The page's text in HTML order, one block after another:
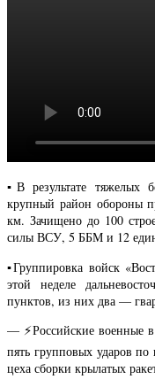
▪️В результате тяжелых
крупный район обороны
км. Зачищено до 100
силы ВСУ, 5 ББМ и 12
▪️Группировка войск
этой неделе
пунктов, из них два —
— ⚡️Российские военные
пять групповых ударов
цеха сборки крылатых